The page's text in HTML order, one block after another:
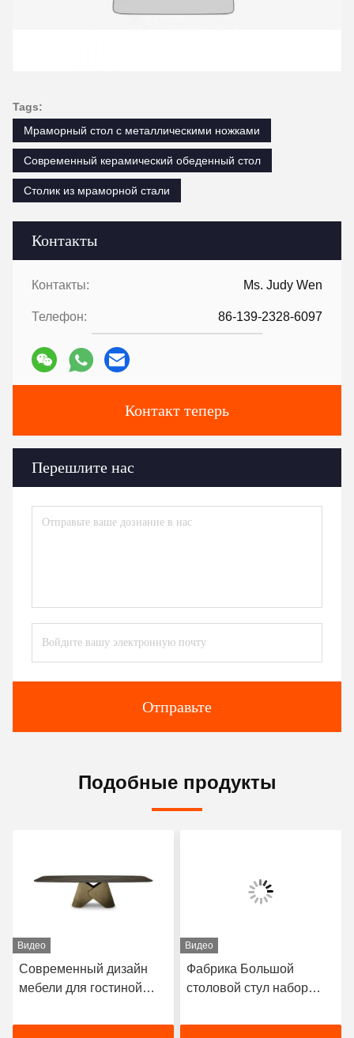
Контакты
Контакты: Ms. Judy Wen
Телефон: 86-139-2328-6097
Контакт теперь
Перешлите нас
Отправьте
Tags:
Мраморный стол с металлическими ножками
Современный керамический обеденный стол
Столик из мраморной стали
Подобные продукты
Видео
Современный дизайн
мебели для гостиной
верхний обеденный стол
Видео
Фабрика Большой
столовой стул набор
столовой набор на 12